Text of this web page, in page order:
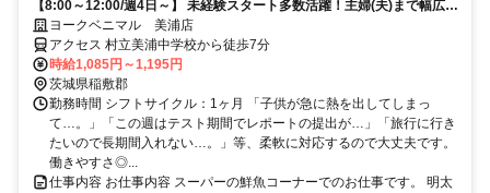
【8:00～12:00/週4日～】 未経験スタート多数活躍！主婦(夫)まで幅広い
層が在籍★
ヨークベニマル 美浦店
アクセス 村立美浦中学校から徒歩7分
時給1,085円～1,195円
茨城県稲敷郡
勤務時間 シフトサイクル：1ヶ月 「子供が急に熱を出してしまっ
て…。」「この週はテスト期間でレポートの提出が…」「旅行に行き
たいので長期間入れない…。」等、柔軟に対応するので大丈夫です。
働きやすさ◎...
仕事内容 お仕事内容 スーパーの鮮魚コーナーでのお仕事です。 明太